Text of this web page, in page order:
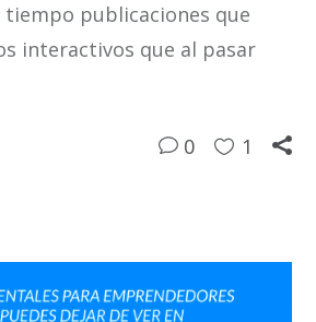
publicaciones que
interactivos que al pasar
0 1